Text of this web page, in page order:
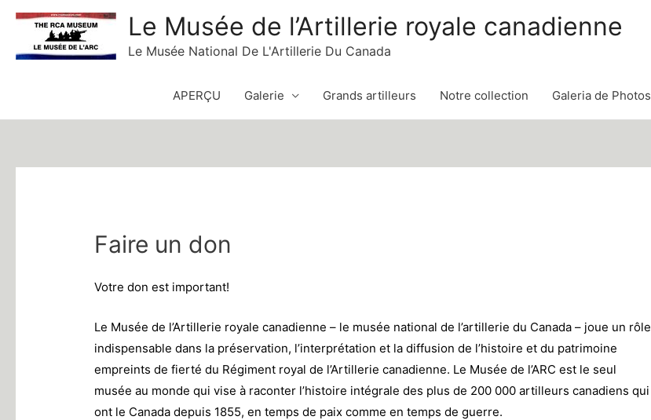
Skip
content
Le Musée de l’Artillerie royale canadienne
Le Musée National De L'Artillerie Du Canada
APERÇU Galerie Grands artilleurs Notre collection Galeria de Photos
Faire un don
Votre don est important!
Le Musée de l’Artillerie royale canadienne – le musée national de l’artillerie du Canada – joue un rôle
indispensable dans la préservation, l’interprétation et la diffusion de l’histoire et du patrimoine
empreints de fierté du Régiment royal de l’Artillerie canadienne. Le Musée de l’ARC est le seul
musée au monde qui vise à raconter l’histoire intégrale des plus de 200 000 artilleurs canadiens qui
ont le Canada depuis 1855, en temps de paix comme en temps de guerre.